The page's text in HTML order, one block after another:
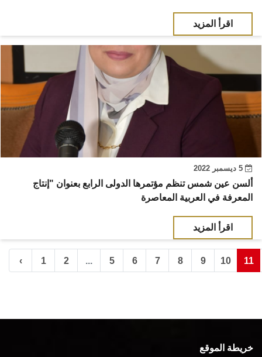
اقرأ المزيد
ألسن عين شمس تنظم مؤتمرها الدولى الرابع بعنوان "إنتاج
المعرفة في العربية المعاصرة
اقرأ المزيد
‹ 1 2 ... 5 6 7 8 9 10 11
خريطة الموقع